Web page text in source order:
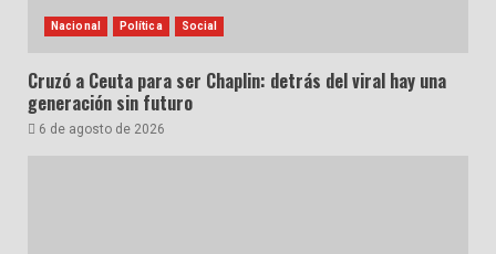
Nacional Política Social
Cruzó a Ceuta para ser Chaplin: detrás del viral hay una
generación sin futuro
6 de agosto de 2026